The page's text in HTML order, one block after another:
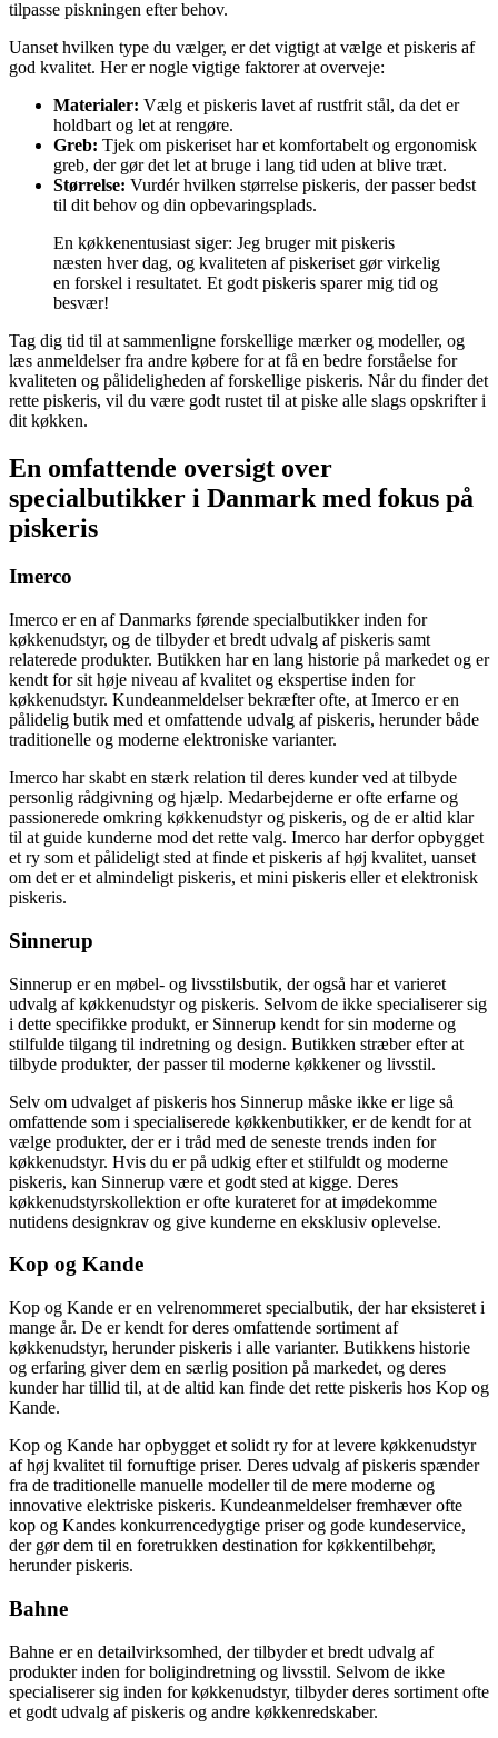
tilpasse piskningen efter behov.
Uanset hvilken type du vælger, er det vigtigt at vælge et piskeris af
god kvalitet. Her er nogle vigtige faktorer at overveje:
Materialer: Vælg et piskeris lavet af rustfrit stål, da det er
holdbart og let at rengøre.
Greb: Tjek om piskeriset har et komfortabelt og ergonomisk
greb, der gør det let at bruge i lang tid uden at blive træt.
Størrelse: Vurdér hvilken størrelse piskeris, der passer bedst
til dit behov og din opbevaringsplads.
En køkkenentusiast siger: Jeg bruger mit piskeris
næsten hver dag, og kvaliteten af ​​piskeriset gør virkelig
en forskel i resultatet. Et godt piskeris sparer mig tid og
besvær!
Tag dig tid til at sammenligne forskellige mærker og modeller, og
læs anmeldelser fra andre købere for at få en bedre forståelse for
kvaliteten og pålideligheden af forskellige piskeris. Når du finder det
rette piskeris, vil du være godt rustet til at piske alle slags opskrifter i
dit køkken.
En omfattende oversigt over
specialbutikker i Danmark med fokus på
piskeris
Imerco
Imerco er en af Danmarks førende specialbutikker inden for
køkkenudstyr, og de tilbyder et bredt udvalg af piskeris samt
relaterede produkter. Butikken har en lang historie på markedet og er
kendt for sit høje niveau af kvalitet og ekspertise inden for
køkkenudstyr. Kundeanmeldelser bekræfter ofte, at Imerco er en
pålidelig butik med et omfattende udvalg af piskeris, herunder både
traditionelle og moderne elektroniske varianter.
Imerco har skabt en stærk relation til deres kunder ved at tilbyde
personlig rådgivning og hjælp. Medarbejderne er ofte erfarne og
passionerede omkring køkkenudstyr og piskeris, og de er altid klar
til at guide kunderne mod det rette valg. Imerco har derfor opbygget
et ry som et pålideligt sted at finde et piskeris af høj kvalitet, uanset
om det er et almindeligt piskeris, et mini piskeris eller et elektronisk
piskeris.
Sinnerup
Sinnerup er en møbel- og livsstilsbutik, der også har et varieret
udvalg af køkkenudstyr og piskeris. Selvom de ikke specialiserer sig
i dette specifikke produkt, er Sinnerup kendt for sin moderne og
stilfulde tilgang til indretning og design. Butikken stræber efter at
tilbyde produkter, der passer til moderne køkkener og livsstil.
Selv om udvalget af piskeris hos Sinnerup måske ikke er lige så
omfattende som i specialiserede køkkenbutikker, er de kendt for at
vælge produkter, der er i tråd med de seneste trends inden for
køkkenudstyr. Hvis du er på udkig efter et stilfuldt og moderne
piskeris, kan Sinnerup være et godt sted at kigge. Deres
køkkenudstyrskollektion er ofte kurateret for at imødekomme
nutidens designkrav og give kunderne en eksklusiv oplevelse.
Kop og Kande
Kop og Kande er en velrenommeret specialbutik, der har eksisteret i
mange år. De er kendt for deres omfattende sortiment af
køkkenudstyr, herunder piskeris i alle varianter. Butikkens historie
og erfaring giver dem en særlig position på markedet, og deres
kunder har tillid til, at de altid kan finde det rette piskeris hos Kop og
Kande.
Kop og Kande har opbygget et solidt ry for at levere køkkenudstyr
af høj kvalitet til fornuftige priser. Deres udvalg af piskeris spænder
fra de traditionelle manuelle modeller til de mere moderne og
innovative elektriske piskeris. Kundeanmeldelser fremhæver ofte
kop og Kandes konkurrencedygtige priser og gode kundeservice,
der gør dem til en foretrukken destination for køkkentilbehør,
herunder piskeris.
Bahne
Bahne er en detailvirksomhed, der tilbyder et bredt udvalg af
produkter inden for boligindretning og livsstil. Selvom de ikke
specialiserer sig inden for køkkenudstyr, tilbyder deres sortiment ofte
et godt udvalg af piskeris og andre køkkenredskaber.